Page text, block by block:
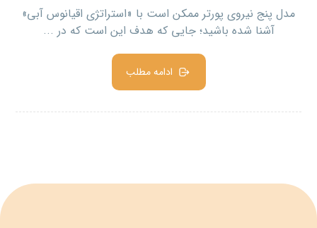
مدل پنج نیروی پورتر ممکن است با «استراتژی اقیانوس آبی»
آشنا شده باشید؛ جایی که هدف این است که در ...
ادامه مطلب